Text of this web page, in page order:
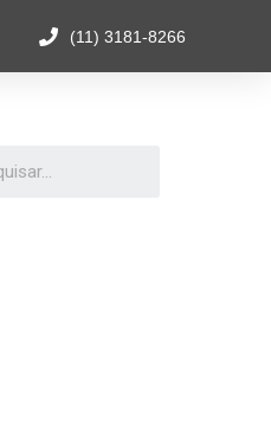
(11) 3181-8266